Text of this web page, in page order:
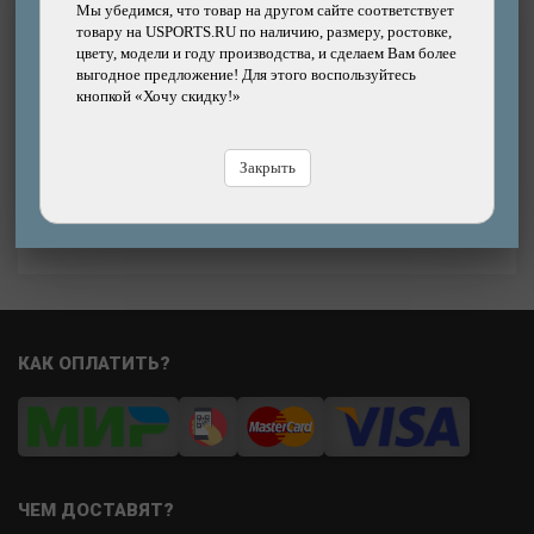
Мы убедимся, что товар на другом сайте соответствует
товару на USPORTS.RU по наличию, размеру, ростовке,
цвету, модели и году производства, и сделаем Вам более
выгодное предложение! Для этого воспользуйтесь
кнопкой «Хочу скидку!»
Закрыть
Сиденье-кресло детское AUTHOR Koari CFS
412x667x574 мм, на задний багажник, до 25 кг
Бренд: AUTHOR
10130р.
КАК ОПЛАТИТЬ?
ЧЕМ ДОСТАВЯТ?